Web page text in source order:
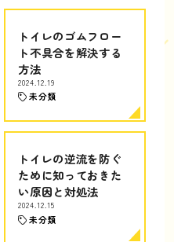
トイレのゴムフロー
ト不具合を解決する
方法
2024.12.19
未分類
トイレの逆流を防ぐ
ために知っておきた
い原因と対処法
2024.12.15
未分類